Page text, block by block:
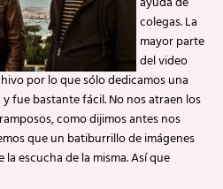
colegas. La
mayor parte
del video
por lo que sólo dedicamos una
fue bastante fácil. No nos atraen los
como dijimos antes nos
que un batiburrillo de imágenes
escucha de la misma. Así que